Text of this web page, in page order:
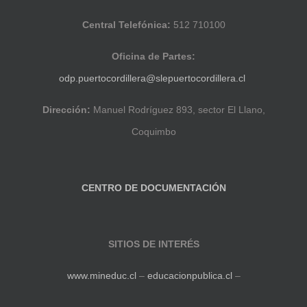
Central Telefónica: 512 710100
Oficina de Partes:
odp.puertocordillera@slepuertocordillera.cl
Dirección: Manuel Rodríguez 893, sector El Llano,
Coquimbo
CENTRO DE DOCUMENTACIÓN
SITIOS DE INTERÉS
www.mineduc.cl – educacionpublica.cl –